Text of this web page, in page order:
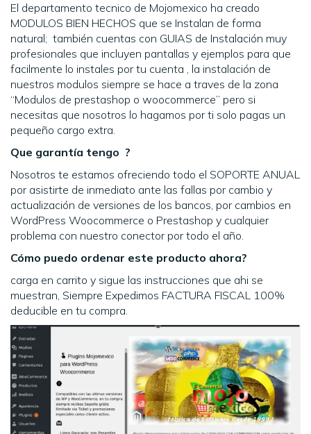
El departamento tecnico de Mojomexico ha creado
MODULOS BIEN HECHOS que se Instalan de forma
natural; también cuentas con GUIAS de Instalación muy
profesionales que incluyen pantallas y ejemplos para que
facilmente lo instales por tu cuenta , la instalación de
nuestros modulos siempre se hace a traves de la zona
“Modulos de prestashop o woocommerce” pero si
necesitas que nosotros lo hagamos por ti solo pagas un
pequeño cargo extra.
Que garantía tengo ?
Nosotros te estamos ofreciendo todo el SOPORTE ANUAL
por asistirte de inmediato ante las fallas por cambio y
actualización de versiones de los bancos, por cambios en
WordPress Woocommerce o Prestashop y cualquier
problema con nuestro conector por todo el año.
Cómo puedo ordenar este producto ahora?
carga en carrito y sigue las instrucciones que ahi se
muestran, Siempre Expedimos FACTURA FISCAL 100%
deducible en tu compra.